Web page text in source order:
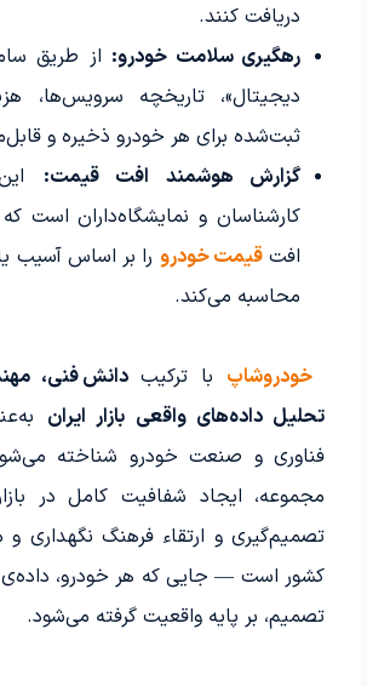
دریافت کنند.
رهگیری سلامت خودرو: از طریق
دیجیتال»، تاریخچه سرویس‌ها،
ثبت‌شده برای هر خودرو ذخیره و
گزارش هوشمند افت قیمت:
کارشناسان و نمایشگاه‌داران است
افتقیمت خودرو را بر اساس آسیب
محاسبه می‌کند.
خودروشاپ با ترکیبدانش فنی،
تحلیل داده‌های واقعی بازار ایران
فناوری و صنعت خودرو شناخته
مجموعه، ایجاد شفافیت کامل در
تصمیم‌گیری و ارتقاء فرهنگ نگهداری و
کشور است — جایی که هر خودرو، داده‌ی
تصمیم، بر پایه واقعیت گرفته می‌شود.